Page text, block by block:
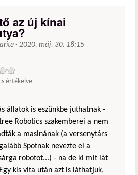
az új kínai
- 2020. máj. 30. 18:15
értékelve
állatok is eszünkbe juthatnak -
Robotics szakemberei a nem
a masinának (a versenytárs
Spotnak nevezte el a
robotot...) - na de ki mit lát
kis vita után azt is láthatjuk,